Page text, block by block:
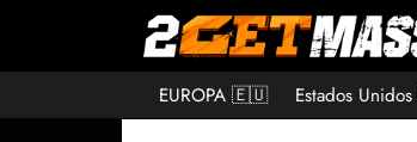
EUROPA 🇪🇺 Estados